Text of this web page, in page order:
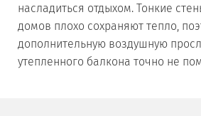
насладиться отдыхом. Тонкие
домов плохо сохраняют тепло,
дополнительную воздушную
утепленного балкона точно не